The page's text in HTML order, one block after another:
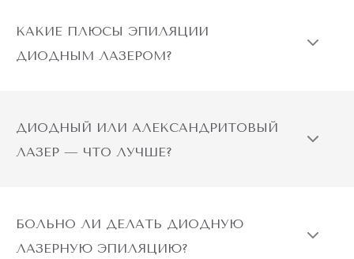
КАКИЕ ПЛЮСЫ ЭПИЛЯЦИИ
ДИОДНЫМ ЛАЗЕРОМ?
ДИОДНЫЙ ИЛИ АЛЕКСАНДРИТОВЫЙ
ЛАЗЕР — ЧТО ЛУЧШЕ?
БОЛЬНО ЛИ ДЕЛАТЬ ДИОДНУЮ
ЛАЗЕРНУЮ ЭПИЛЯЦИЮ?